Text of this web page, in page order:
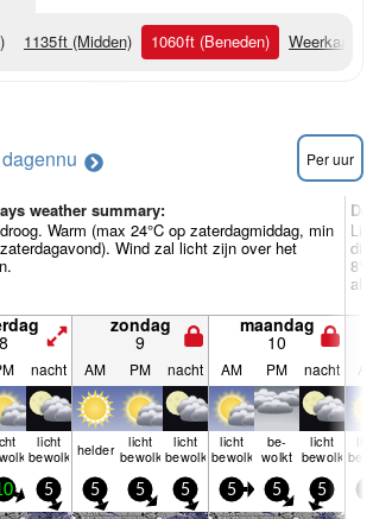
1135ft (Midden) 1060ft (Beneden)
nu Per uur
weather summary:
Warm (max 24°C op zaterdagmiddag, min
Wind zal licht zijn over het
8
zondag
9
maandag
10
nacht AM PM nacht AM PM nacht
licht
bewolkt helder licht
bewolkt
licht
bewolkt
licht
bewolkt
be­
wolkt
licht
bewolkt
5 5 5 5 5 5 5